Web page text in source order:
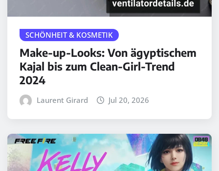
SCHÖNHEIT & KOSMETIK
Make-up-Looks: Von ägyptischem
Kajal bis zum Clean-Girl-Trend
2024
Laurent Girard Jul 20, 2026